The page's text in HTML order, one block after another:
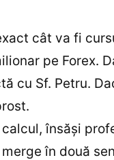
cât va fi
pe Forex.
cu Sf. Petru.
însăşi
în două